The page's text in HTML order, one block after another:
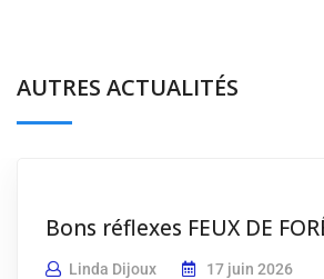
AUTRES ACTUALITÉS
Linda Dijoux 17 juin 2026